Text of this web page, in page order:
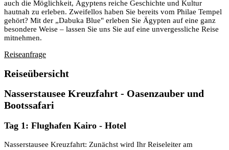
auch die Möglichkeit, Ägyptens reiche Geschichte und Kultur
hautnah zu erleben. Zweifellos haben Sie bereits vom Philae Tempel
gehört? Mit der „Dabuka Blue" erleben Sie Ägypten auf eine ganz
besondere Weise – lassen Sie uns Sie auf eine unvergessliche Reise
mitnehmen.
Reiseanfrage
Reiseübersicht
Nasserstausee Kreuzfahrt - Oasenzauber und
Bootssafari
Tag 1: Flughafen Kairo - Hotel
Nasserstausee Kreuzfahrt: Zunächst wird Ihr Reiseleiter am